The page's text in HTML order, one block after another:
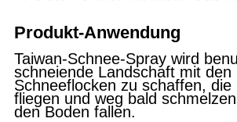
Produkt-Anwendung
Taiwan-Schnee-Spray wird
schneiende Landschaft mit den
Schneeflocken zu schaffen,
fliegen und weg bald
den Boden fallen.